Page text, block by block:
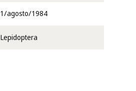
1/agosto/1984
Lepidoptera